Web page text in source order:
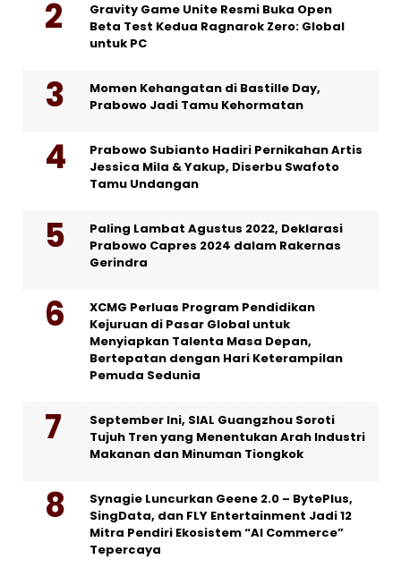
Gravity Game Unite Resmi Buka Open
Beta Test Kedua Ragnarok Zero: Global
untuk PC
Momen Kehangatan di Bastille Day,
Prabowo Jadi Tamu Kehormatan
Prabowo Subianto Hadiri Pernikahan Artis
Jessica Mila & Yakup, Diserbu Swafoto
Tamu Undangan
Paling Lambat Agustus 2022, Deklarasi
Prabowo Capres 2024 dalam Rakernas
Gerindra
XCMG Perluas Program Pendidikan
Kejuruan di Pasar Global untuk
Menyiapkan Talenta Masa Depan,
Bertepatan dengan Hari Keterampilan
Pemuda Sedunia
September Ini, SIAL Guangzhou Soroti
Tujuh Tren yang Menentukan Arah Industri
Makanan dan Minuman Tiongkok
Synagie Luncurkan Geene 2.0 – BytePlus,
SingData, dan FLY Entertainment Jadi 12
Mitra Pendiri Ekosistem “AI Commerce”
Tepercaya